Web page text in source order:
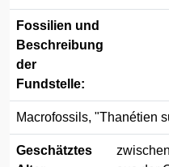
Fossilien und
Beschreibung
der
Fundstelle:
Macrofossils, "Thanétien
Geschätztes